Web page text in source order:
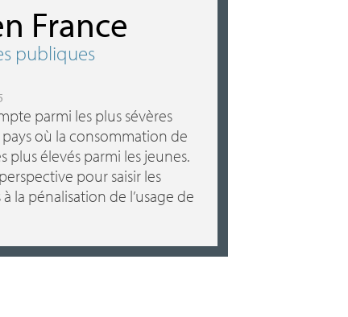
France
publiques
parmi les plus sévères
pays où la consommation de
plus élevés parmi les jeunes.
pour saisir les
la pénalisation de l’usage de